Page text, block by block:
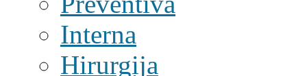
Interna
Hirurgija